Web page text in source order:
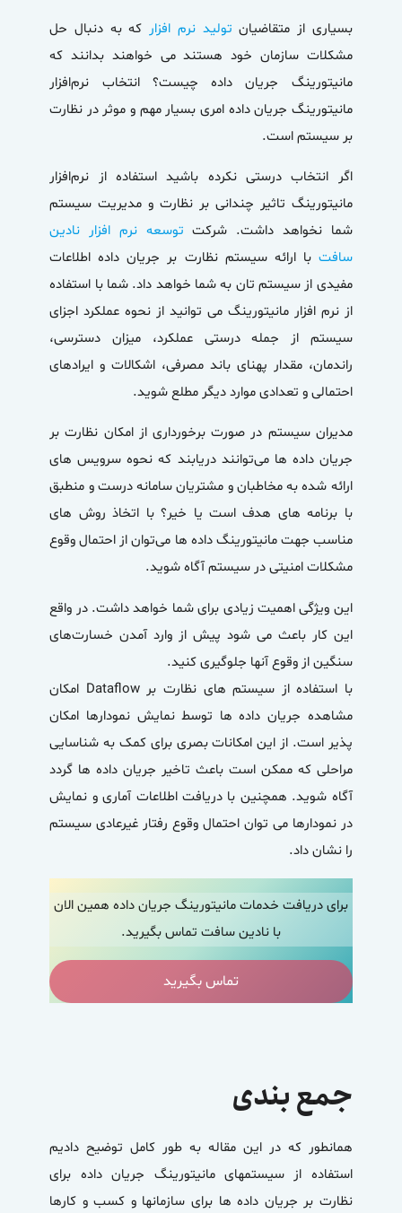
بسیاری از متقاضیان تولید نرم افزار که به دنبال حل
مشکلات سازمان خود هستند می خواهند بدانند که
مانیتورینگ جریان داده چیست؟ انتخاب نرم‌افزار
مانیتورینگ جریان داده امری بسیار مهم و موثر در نظارت
بر سیستم است.
اگر انتخاب درستی نکرده باشید استفاده از نرم‌افزار
مانیتورینگ تاثیر چندانی بر نظارت و مدیریت سیستم
شما نخواهد داشت. شرکت توسعه نرم افزار نادین
سافت با ارائه سیستم نظارت بر جریان داده اطلاعات
مفیدی از سیستم تان به شما خواهد داد. شما با استفاده
از نرم افزار مانیتورینگ می توانید از نحوه عملکرد اجزای
سیستم از جمله درستی عملکرد، میزان دسترسی،
راندمان، مقدار پهنای باند مصرفی، اشکالات و ایرادهای
احتمالی و تعدادی موارد دیگر مطلع شوید.
مدیران سیستم در صورت برخورداری از امکان نظارت بر
جریان داده ها می‌توانند دریابند که نحوه سرویس های
ارائه شده به مخاطبان و مشتریان سامانه درست و منطبق
با برنامه های هدف است یا خیر؟ با اتخاذ روش ‌های
مناسب جهت مانیتورینگ داده ها می‌توان از احتمال وقوع
مشکلات امنیتی در سیستم آگاه شوید.
این ویژگی اهمیت زیادی برای شما خواهد داشت. در واقع
این کار باعث می شود پیش از وارد آمدن خسارت‌های
سنگین از وقوع آنها جلوگیری کنید.
با استفاده از سیستم های نظارت بر Dataflow امکان
مشاهده جریان داده ها توسط نمایش نمودارها امکان
پذیر است. از این امکانات بصری برای کمک به شناسایی
مراحلی که ممکن است باعث تاخیر جریان داده ها گردد
آگاه شوید. همچنین با دریافت اطلاعات آماری و نمایش
در نمودارها می توان احتمال وقوع رفتار غیرعادی سیستم
را نشان داد.
برای دریافت خدمات مانیتورینگ جریان داده همین الان
با نادین سافت تماس بگیرید.
تماس بگیرید
جمع بندی
همانطور که در این مقاله به طور کامل توضیح دادیم
استفاده از سیستمهایمانیتورینگ جریان داده برای
نظارت بر جریان داده ها برای سازمانها و کسب و کارها